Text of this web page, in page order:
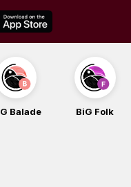
BiG Folk BiG iG